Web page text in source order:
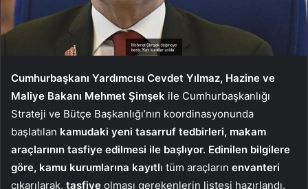
Cumhurbaşkanı Yardımcısı Cevdet Yılmaz, Hazine ve
Maliye Bakanı Mehmet Şimşek ile Cumhurbaşkanlığı
Strateji ve Bütçe Başkanlığı’nın koordinasyonunda
başlatılan kamudaki yeni tasarruf tedbirleri, makam
araçlarının tasfiye edilmesi ile başlıyor. Edinilen bilgilere
göre, kamu kurumlarına kayıtlı tüm araçların envanteri
çıkarılarak, tasfiye olması gerekenlerin listesi hazırlandı.